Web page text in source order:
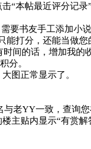
“本帖最近评分记录
要书友手工添加小
打分，还能当做
间的话，增加我的
分。
图正常显示了。
老YY一致，查询
主贴内显示“有赏解